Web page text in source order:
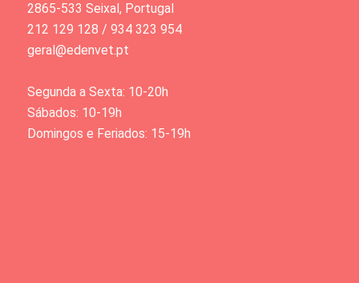
2865-533 Seixal, Portugal
212 129 128 / 934 323 954
geral@edenvet.pt
Segunda a Sexta: 10-20h
Sábados: 10-19h
Domingos e Feriados: 15-19h